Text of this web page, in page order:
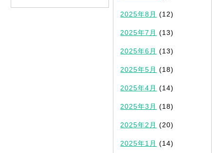
2025年8月 (12)
2025年7月 (13)
2025年6月 (13)
2025年5月 (18)
2025年4月 (14)
2025年3月 (18)
2025年2月 (20)
2025年1月 (14)